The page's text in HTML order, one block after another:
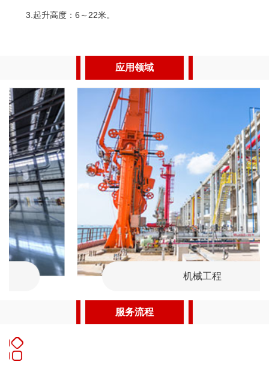
3.起升高度：6～22米。
应用领域
服务流程